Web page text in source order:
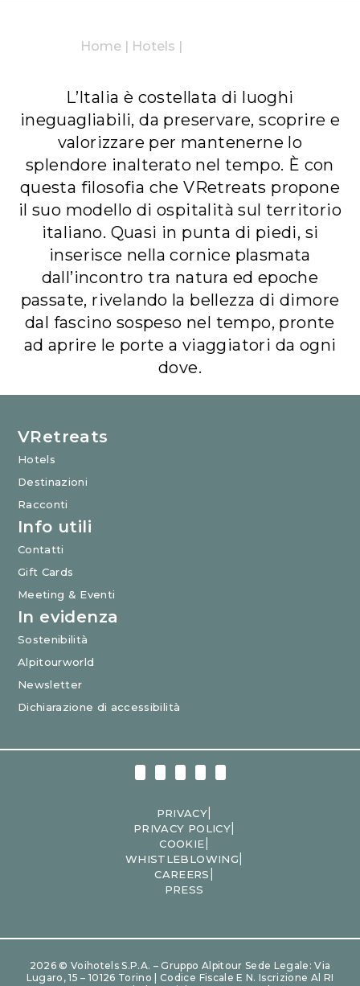
Home | Hotels |
L’Italia è costellata di luoghi
ineguagliabili, da preservare, scoprire e
valorizzare per mantenerne lo
splendore inalterato nel tempo. È con
questa filosofia che VRetreats propone
il suo modello di ospitalità sul territorio
italiano. Quasi in punta di piedi, si
inserisce nella cornice plasmata
dall’incontro tra natura ed epoche
passate, rivelando la bellezza di dimore
dal fascino sospeso nel tempo, pronte
ad aprire le porte a viaggiatori da ogni
dove.
VRetreats
Hotels
Destinazioni
Racconti
Info utili
Contatti
Gift Cards
Meeting & Eventi
In evidenza
Sostenibilità
Alpitourworld
Newsletter
Dichiarazione di accessibilità
PRIVACY
PRIVACY POLICY|
COOKIE
WHISTLEBLOWING
CAREERS
PRESS
2026 © Voihotels S.p.A. – Gruppo Alpitour Sede Legale: Via
Lugaro, 15 – 10126 Torino | Codice Fiscale E N. Iscrizione Al RI